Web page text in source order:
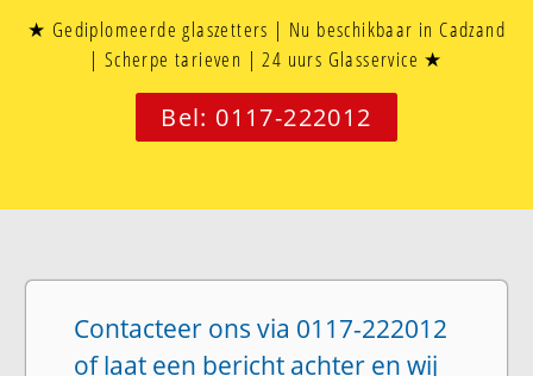
★ Gediplomeerde glaszetters | Nu beschikbaar in Cadzand
| Scherpe tarieven | 24 uurs Glasservice ★
Bel: 0117-222012
Contacteer ons via 0117-222012
of laat een bericht achter en wij